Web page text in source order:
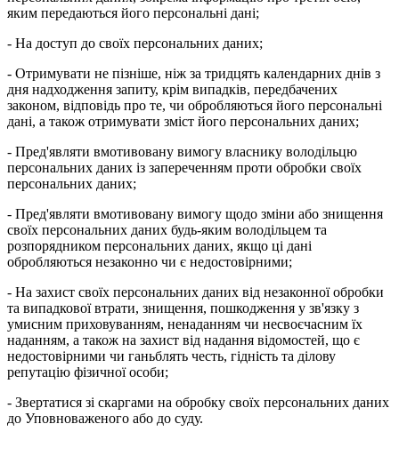
яким передаються його персональні дані;
- На доступ до своїх персональних даних;
- Отримувати не пізніше, ніж за тридцять календарних днів з
дня надходження запиту, крім випадків, передбачених
законом, відповідь про те, чи обробляються його персональні
дані, а також отримувати зміст його персональних даних;
- Пред'являти вмотивовану вимогу власнику володільцю
персональних даних із запереченням проти обробки своїх
персональних даних;
- Пред'являти вмотивовану вимогу щодо зміни або знищення
своїх персональних даних будь-яким володільцем та
розпорядником персональних даних, якщо ці дані
обробляються незаконно чи є недостовірними;
- На захист своїх персональних даних від незаконної обробки
та випадкової втрати, знищення, пошкодження у зв'язку з
умисним приховуванням, ненаданням чи несвоєчасним їх
наданням, а також на захист від надання відомостей, що є
недостовірними чи ганьблять честь, гідність та ділову
репутацію фізичної особи;
- Звертатися зі скаргами на обробку своїх персональних даних
до Уповноваженого або до суду.